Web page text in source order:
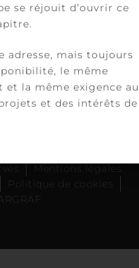
Mentions légales
Politique de cookies
se réjouit d’ouvrir ce
adresse, mais toujours
le même
et la même exigence au
et des intérêts de